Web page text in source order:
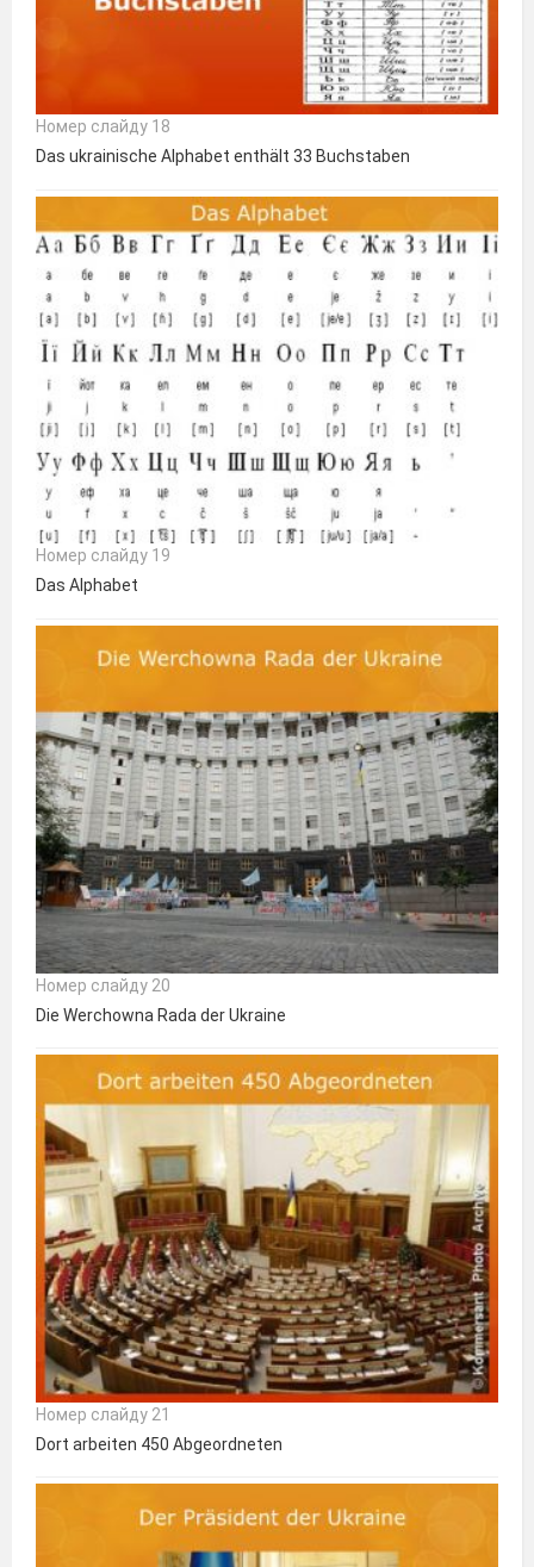
Номер слайду 18
Das ukrainische Alphabet enthält 33 Buchstaben
Номер слайду 19
Das Alphabet
Номер слайду 20
Die Werchowna Rada der Ukraine
Номер слайду 21
Dort arbeiten 450 Abgeordneten